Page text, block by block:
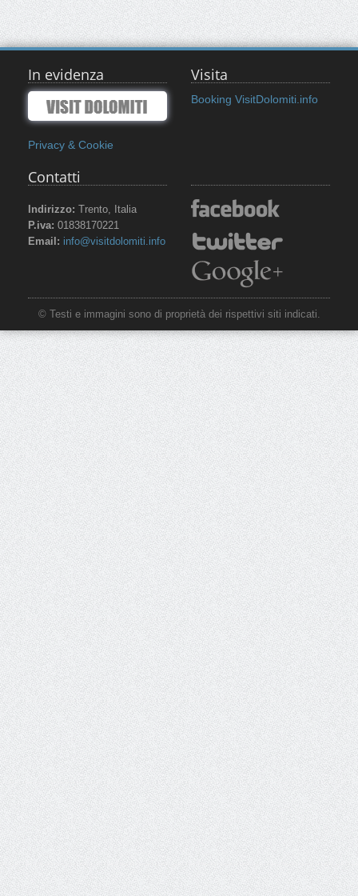
In evidenza
Privacy & Cookie
Visita
Booking VisitDolomiti.info
Contatti
Indirizzo: Trento, Italia
P.iva: 01838170221
Email: info@visitdolomiti.info
© Testi e immagini sono di proprietà dei rispettivi siti indicati.